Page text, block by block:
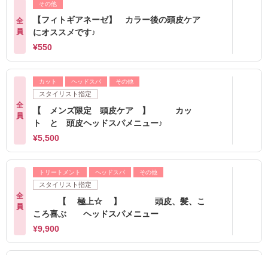
全
員
その他
【フィトギアネーゼ】 カラー後の頭皮ケア
にオススメです♪
¥550
全
員
カット ヘッドスパ その他
スタイリスト指定
【 メンズ限定 頭皮ケア 】 カッ
ト と 頭皮ヘッドスパメニュー♪
¥5,500
全
員
トリートメント ヘッドスパ その他
スタイリスト指定
【 極上☆ 】 頭皮、髪、こ
ころ喜ぶ ヘッドスパメニュー
¥9,900